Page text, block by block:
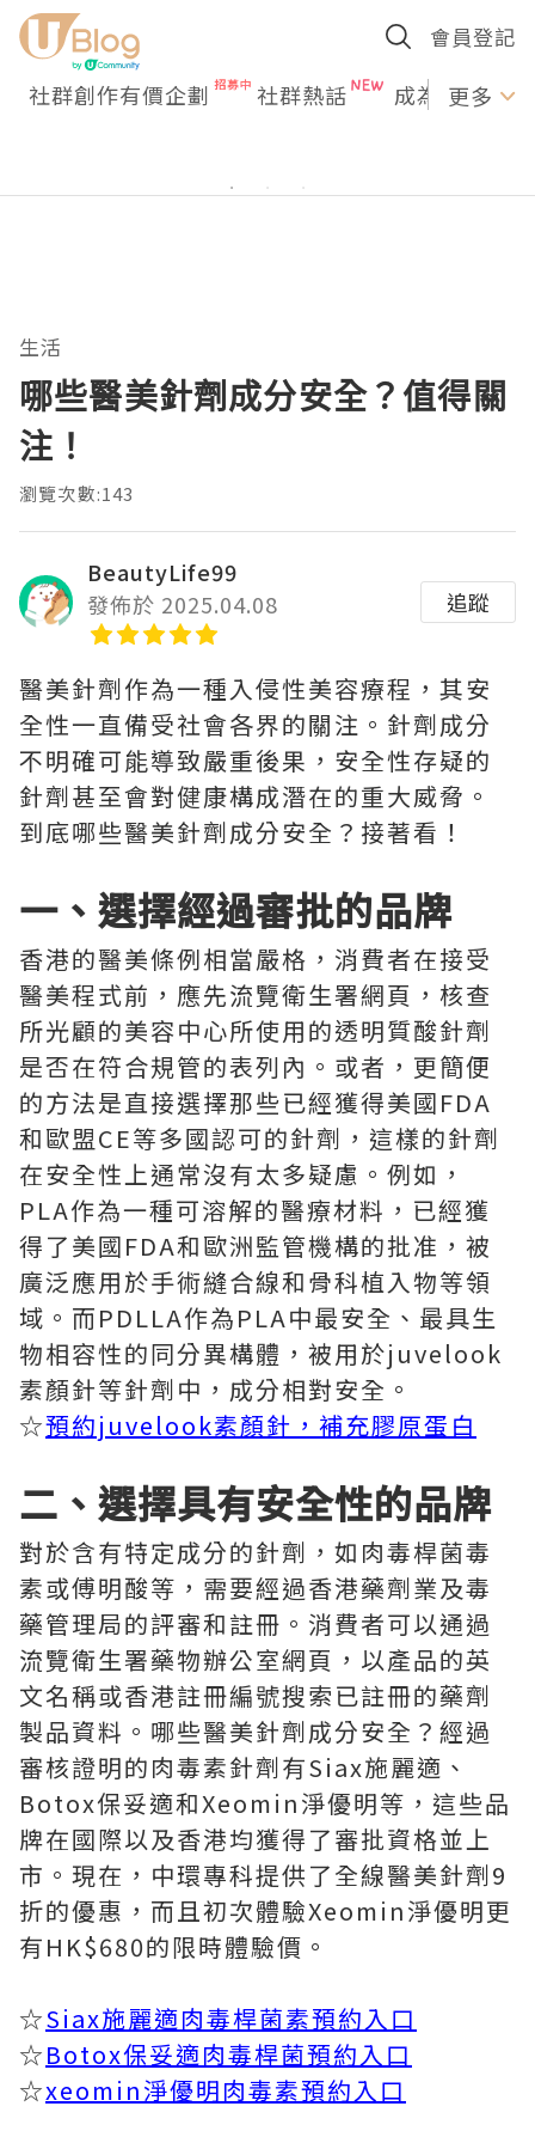
會員登記
社群創作有價企劃 社群熱話 成為U更多
生活
哪些醫美針劑成分安全？值得關
注！
瀏覽次數:143
BeautyLife99
發佈於 2025.04.08
追蹤
醫美針劑作為一種入侵性美容療程，其安
全性一直備受社會各界的關注。針劑成分
不明確可能導致嚴重後果，安全性存疑的
針劑甚至會對健康構成潛在的重大威脅。
到底哪些醫美針劑成分安全？接著看！
一、選擇經過審批的品牌
香港的醫美條例相當嚴格，消費者在接受
醫美程式前，應先流覽衛生署網頁，核查
所光顧的美容中心所使用的透明質酸針劑
是否在符合規管的表列內。或者，更簡便
的方法是直接選擇那些已經獲得美國FDA
和歐盟CE等多國認可的針劑，這樣的針劑
在安全性上通常沒有太多疑慮。例如，
PLA作為一種可溶解的醫療材料，已經獲
得了美國FDA和歐洲監管機構的批准，被
廣泛應用於手術縫合線和骨科植入物等領
域。而PDLLA作為PLA中最安全、最具生
物相容性的同分異構體，被用於juvelook
素顏針等針劑中，成分相對安全。
☆預約juvelook素顏針，補充膠原蛋白
二、選擇具有安全性的品牌
對於含有特定成分的針劑，如肉毒桿菌毒
素或傅明酸等，需要經過香港藥劑業及毒
藥管理局的評審和註冊。消費者可以通過
流覽衛生署藥物辦公室網頁，以產品的英
文名稱或香港註冊編號搜索已註冊的藥劑
製品資料。哪些醫美針劑成分安全？經過
審核證明的肉毒素針劑有Siax施麗適、
Botox保妥適和Xeomin淨優明等，這些品
牌在國際以及香港均獲得了審批資格並上
市。現在，中環專科提供了全線醫美針劑9
折的優惠，而且初次體驗Xeomin淨優明更
有HK$680的限時體驗價。
☆Siax施麗適肉毒桿菌素預約入口
☆Botox保妥適肉毒桿菌預約入口
☆xeomin淨優明肉毒素預約入口